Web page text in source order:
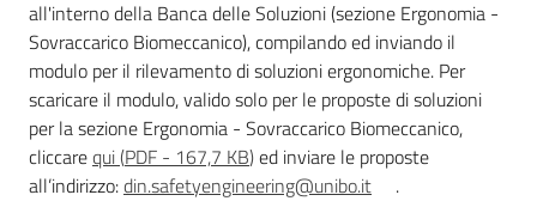
all'interno della Banca delle Soluzioni (sezione Ergonomia -
Sovraccarico Biomeccanico), compilando ed inviando il
modulo per il rilevamento di soluzioni ergonomiche. Per
scaricare il modulo, valido solo per le proposte di soluzioni
per la sezione Ergonomia - Sovraccarico Biomeccanico,
cliccarequi(PDF - 167,7 KB)ed inviare le proposte
all’indirizzo:din.safetyengineering@unibo.it
.